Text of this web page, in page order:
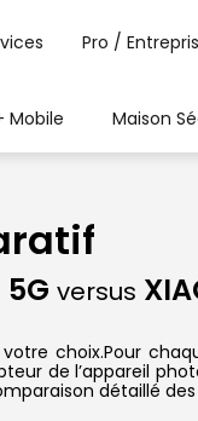
Pro /
Mobile Maison
versus
choix.Pour
de l’appareil
détaillé des